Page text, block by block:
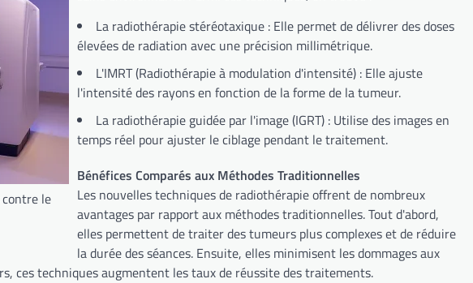
le
La radiothérapie stéréotaxique : Elle permet de délivrer des doses
élevées de radiation avec une précision millimétrique.
L'IMRT (Radiothérapie à modulation d'intensité) : Elle ajuste
l'intensité des rayons en fonction de la forme de la tumeur.
La radiothérapie guidée par l'image (IGRT) : Utilise des images en
temps réel pour ajuster le ciblage pendant le traitement.
Bénéfices Comparés aux Méthodes Traditionnelles
Les nouvelles techniques de radiothérapie offrent de nombreux
avantages par rapport aux méthodes traditionnelles. Tout d'abord,
elles permettent de traiter des tumeurs plus complexes et de réduire
la durée des séances. Ensuite, elles minimisent les dommages aux
ces techniques augmentent les taux de réussite des traitements.